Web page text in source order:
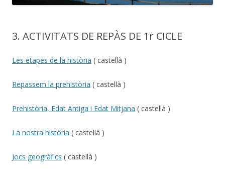
3. ACTIVITATS DE REPÀS DE 1r CICLE
Les etapes de la història ( castellà )
Repassem la prehistòria ( castellà )
Prehistòria, Edat Antiga i Edat Mitjana ( castellà )
La nostra història ( castellà )
Jocs geogràfics ( castellà )